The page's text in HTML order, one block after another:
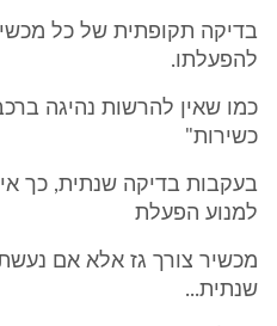
בדיקה תקופתית של כל
להפעלתו.
כמו שאין להרשות נהיגה
כשירות"
בעקבות בדיקה שנתית, כך
למנוע הפעלת
מכשיר צורך גז אלא אם
שנתית...